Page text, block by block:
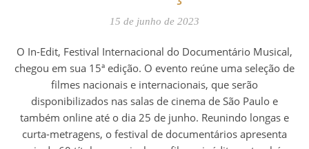
15 de junho de 2023
O In-Edit, Festival Internacional do Documentário Musical,
chegou em sua 15ª edição. O evento reúne uma seleção de
filmes nacionais e internacionais, que serão
disponibilizados nas salas de cinema de São Paulo e
também online até o dia 25 de junho. Reunindo longas e
curta-metragens, o festival de documentários apresenta